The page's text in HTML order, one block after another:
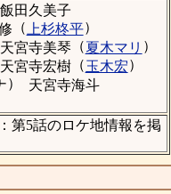
飯田久美子
（ 上杉柊平）
天宮寺美琴 （夏木マリ ）
天宮寺宏樹（玉木宏）
）
天宮寺海斗
第5話のロケ地情報を掲